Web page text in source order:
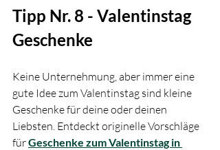
Tipp Nr. 8 - Valentinstag
Geschenke
Keine Unternehmung, aber immer eine
gute Idee zum Valentinstag sind kleine
Geschenke für deine oder deinen
Liebsten. Entdeckt originelle Vorschläge
für Geschenke zum Valentinstag in